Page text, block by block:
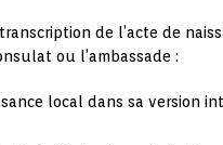
de l’acte de
ou l’ambassade :
local dans sa